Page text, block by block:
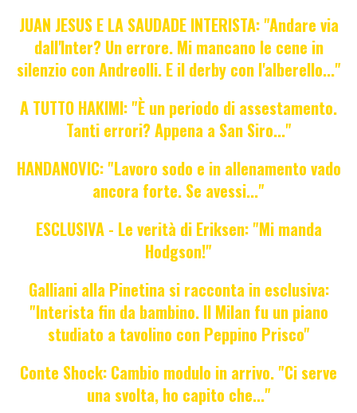
JUAN JESUS E LA SAUDADE INTERISTA: "Andare via
dall'Inter? Un errore. Mi mancano le cene in
silenzio con Andreolli. E il derby con l'alberello..."
A TUTTO HAKIMI: "È un periodo di assestamento.
Tanti errori? Appena a San Siro..."
HANDANOVIC: "Lavoro sodo e in allenamento vado
ancora forte. Se avessi..."
ESCLUSIVA - Le verità di Eriksen: "Mi manda
Hodgson!"
Galliani alla Pinetina si racconta in esclusiva:
"Interista fin da bambino. Il Milan fu un piano
studiato a tavolino con Peppino Prisco"
Conte Shock: Cambio modulo in arrivo. "Ci serve
una svolta, ho capito che..."